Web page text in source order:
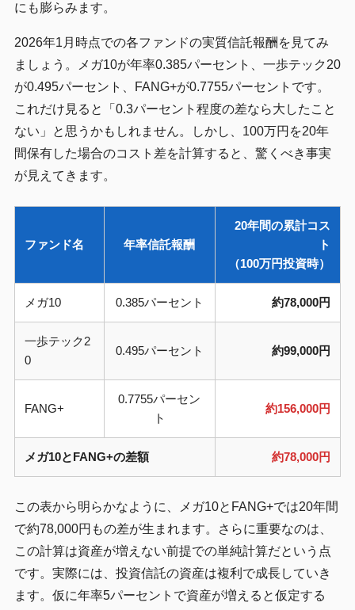
にも膨らみます。
2026年1月時点での各ファンドの実質信託報酬を見てみ
ましょう。メガ10が年率0.385パーセント、一歩テック20
が0.495パーセント、FANG+が0.7755パーセントです。
これだけ見ると「0.3パーセント程度の差なら大したこと
ない」と思うかもしれません。しかし、100万円を20年
間保有した場合のコスト差を計算すると、驚くべき事実
が見えてきます。
ファンド名 年率信託報酬
20年間の累計コス
ト
（100万円投資時）
メガ10 0.385パーセント 約78,000円
一歩テック2
0
0.495パーセント 約99,000円
FANG+
0.7755パーセン
ト
約156,000円
メガ10とFANG+の差額 約78,000円
この表から明らかなように、メガ10とFANG+では20年間
で約78,000円もの差が生まれます。さらに重要なのは、
この計算は資産が増えない前提での単純計算だという点
です。実際には、投資信託の資産は複利で成長していき
ます。仮に年率5パーセントで資産が増えると仮定する